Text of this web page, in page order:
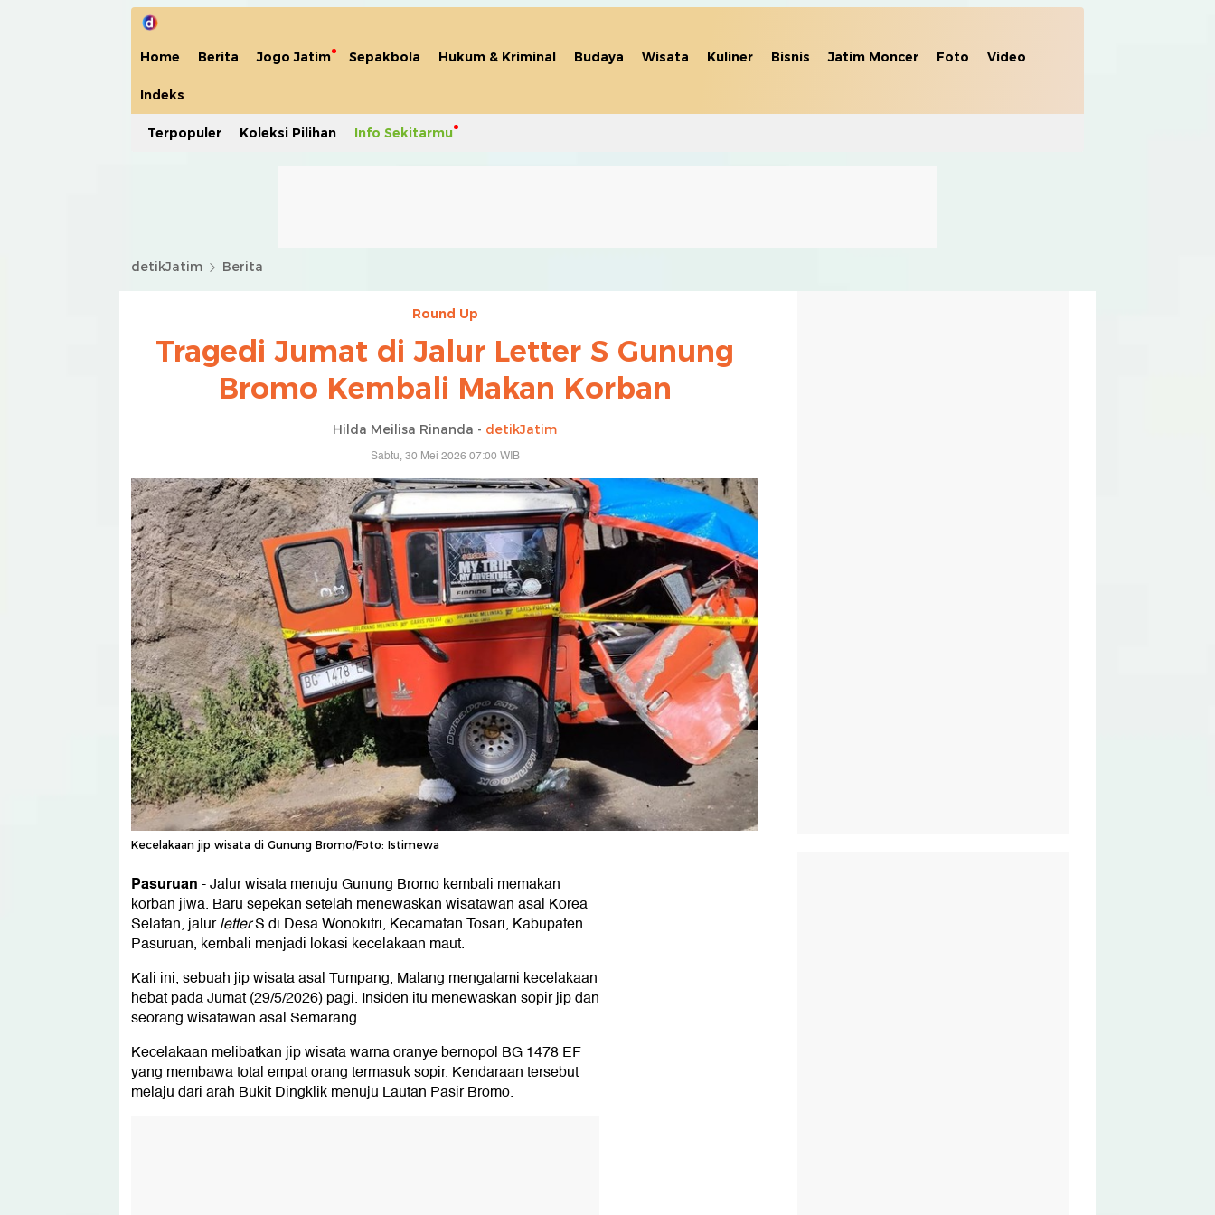
Home Berita Jogo Jatim Sepakbola Hukum & Kriminal Budaya Wisata Kuliner Bisnis Jatim Moncer Foto Video
Indeks
Terpopuler Koleksi Pilihan Info Sekitarmu
detikJatim Berita
Round Up
Tragedi Jumat di Jalur Letter S Gunung
Bromo Kembali Makan Korban
Hilda Meilisa Rinanda - detikJatim
Sabtu, 30 Mei 2026 07:00 WIB
Kecelakaan jip wisata di Gunung Bromo/Foto: Istimewa
Pasuruan-Jalur wisata menuju Gunung Bromo kembali memakan
korban jiwa. Baru sepekan setelah menewaskan wisatawan asal Korea
Selatan, jalurletterS di Desa Wonokitri, Kecamatan Tosari, Kabupaten
Pasuruan, kembali menjadi lokasi kecelakaan maut.
Kali ini, sebuah jip wisata asal Tumpang, Malang mengalami kecelakaan
hebat pada Jumat (29/5/2026) pagi. Insiden itu menewaskan sopir jip dan
seorang wisatawan asal Semarang.
Kecelakaan melibatkan jip wisata warna oranye bernopol BG 1478 EF
yang membawa total empat orang termasuk sopir. Kendaraan tersebut
melaju dari arah Bukit Dingklik menuju Lautan Pasir Bromo.